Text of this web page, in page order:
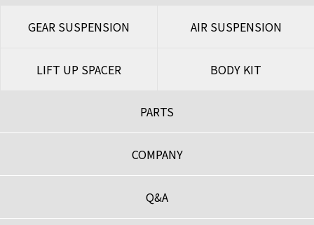
GEAR SUSPENSION AIR SUSPENSION
LIFT UP SPACER BODY KIT
PARTS
COMPANY
Q&A